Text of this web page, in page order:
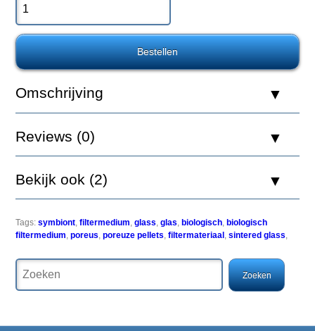
(vfm)
Life
(Easy-
vfm)
tot
nieuwe
produktgeneratie
de
vivaristiek.
Omschrijving
Reviews (0)
Bekijk ook (2)
Tags: symbiont,filtermedium,glass,glas, biologisch, biologisch
filtermedium,poreus,poreuze pellets,filtermateriaal ,sintered glass,